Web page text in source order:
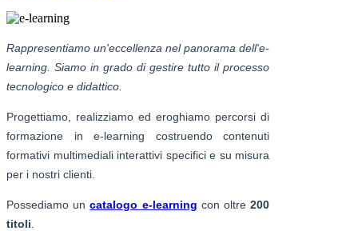
Rappresentiamo un'eccellenza nel panorama dell'e-
learning. Siamo in grado di gestire tutto il processo
tecnologico e didattico.
Progettiamo, realizziamo ed eroghiamo percorsi di
formazione in e-learning costruendo contenuti
formativi multimediali interattivi specifici e su misura
per i nostri clienti.
Possediamo uncatalogo e-learning con oltre200
titoli